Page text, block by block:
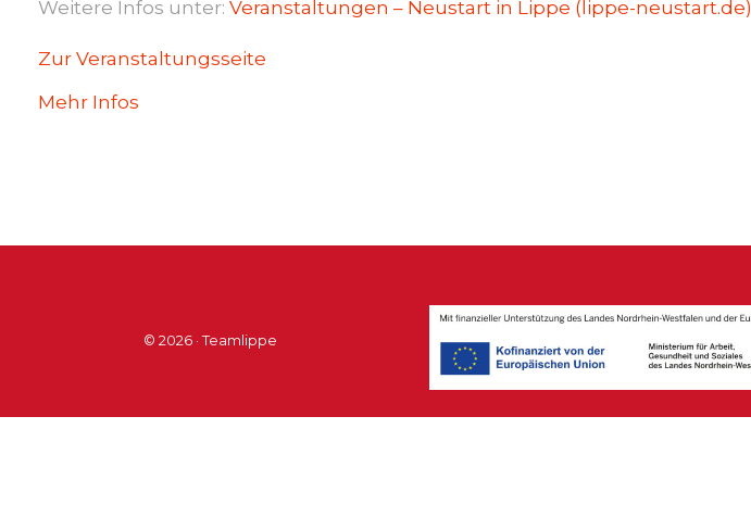
Weitere Infos unter: Veranstaltungen – Neustart in Lippe (lippe-neustart.de)
Zur Veranstaltungsseite
Mehr Infos
© 2026 · Teamlippe